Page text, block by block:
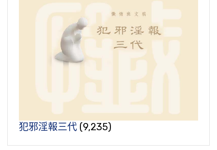
犯邪淫報三代 (9,235)